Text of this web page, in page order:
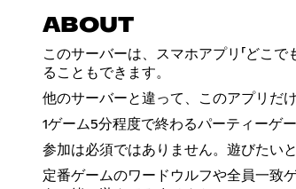
ABOUT
このサーバーは、スマホアプリ「どこ
ることもできます。
他のサーバーと違って、このアプリだ
1ゲーム5分程度で終わるパーティーゲ
参加は必須ではありません。遊びたい
定番ゲームのワードウルフや全員一致